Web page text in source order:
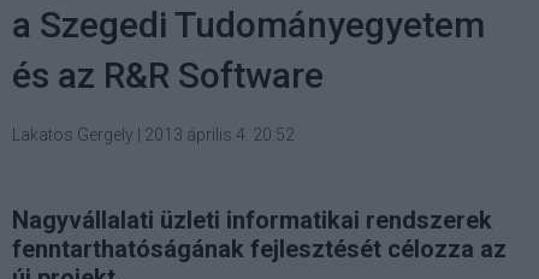
a Szegedi Tudományegyetem
és az R&R Software
Lakatos Gergely 2013 április 4. 20:52
Nagyvállalati üzleti informatikai rendszerek
fenntarthatóságának fejlesztését célozza az